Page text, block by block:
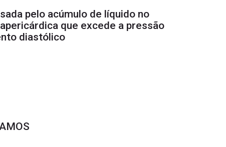
pelo acúmulo de líquido no
que excede a pressão
diastólico